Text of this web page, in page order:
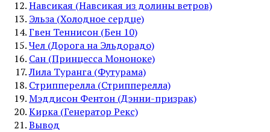
Навсикая (Навсикая из долины ветров)
Эльза (Холодное сердце)
Гвен Теннисон (Бен 10)
Чел (Дорога на Эльдорадо)
Сан (Принцесса Мононоке)
Лила Туранга (Футурама)
Стрипперелла (Стрипперелла)
Мэддисон Фентон (Дэнни-призрак)
Кирка (Генератор Рекс)
Вывод